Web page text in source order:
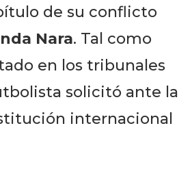
de su conflicto
Nara. Tal como
en los tribunales
solicitó ante la
internacional